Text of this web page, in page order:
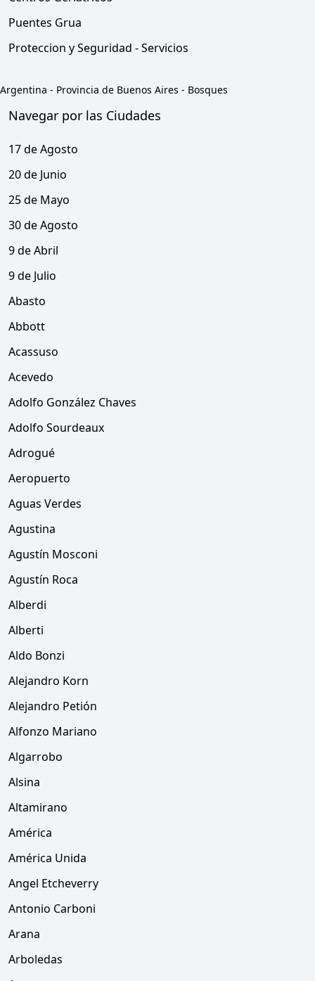
Puentes Grua
Proteccion y Seguridad - Servicios
Argentina - Provincia de Buenos Aires - Bosques
Navegar por las Ciudades
17 de Agosto
20 de Junio
25 de Mayo
30 de Agosto
9 de Abril
9 de Julio
Abasto
Abbott
Acassuso
Acevedo
Adolfo González Chaves
Adolfo Sourdeaux
Adrogué
Aeropuerto
Aguas Verdes
Agustina
Agustín Mosconi
Agustín Roca
Alberdi
Alberti
Aldo Bonzi
Alejandro Korn
Alejandro Petión
Alfonzo Mariano
Algarrobo
Alsina
Altamirano
América
América Unida
Angel Etcheverry
Antonio Carboni
Arana
Arboledas